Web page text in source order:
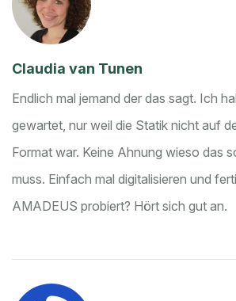
Claudia van Tunen
Endlich mal jemand der das sagt. Ich
gewartet, nur weil die Statik nicht auf
Format war. Keine Ahnung wieso das
muss. Einfach mal digitalisieren und
AMADEUS probiert? Hört sich gut an.